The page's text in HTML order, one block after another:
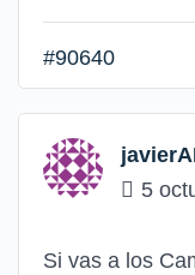
#90640
5
Si vas a los